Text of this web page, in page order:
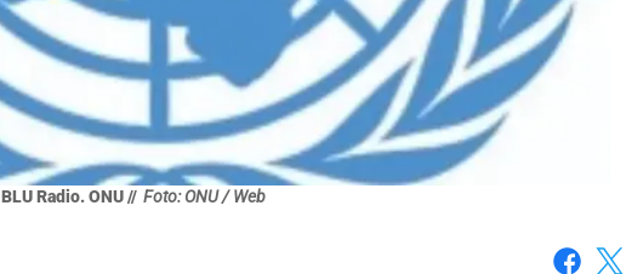
BLU Radio. ONU // Foto: ONU / Web